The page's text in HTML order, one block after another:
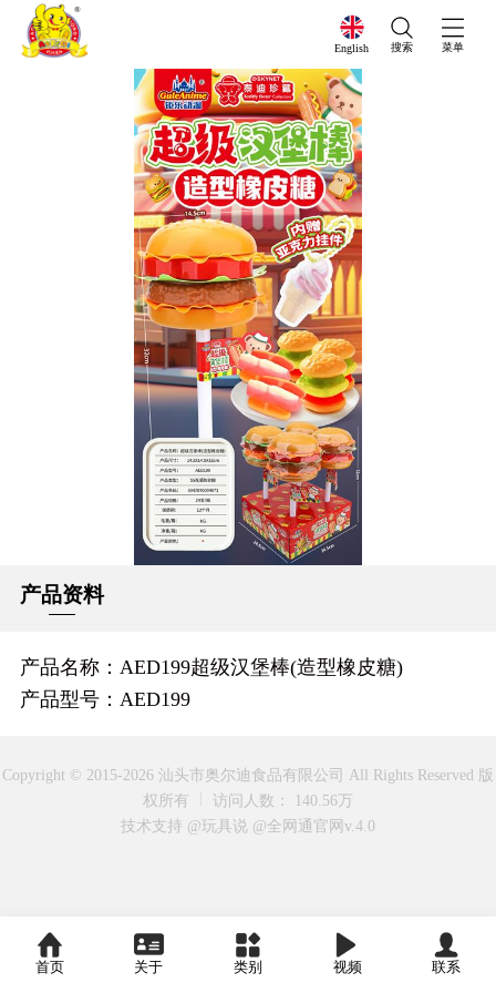
首页 关于 类别 视频 联系
English 搜索 菜单
产品资料
产品名称：AED199超级汉堡棒(造型橡皮糖)
产品型号：AED199
Copyright © 2015-2026 汕头市奥尔迪食品有限公司 All Rights Reserved 版
权所有
访问人数： 140.56万
技术支持 @玩具说 @全网通官网v.4.0